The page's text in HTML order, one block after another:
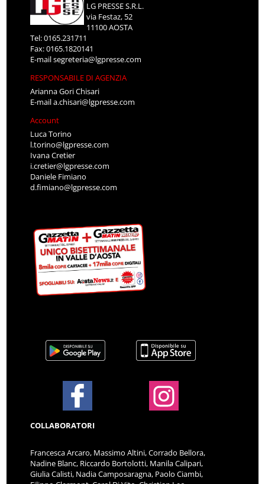
LG PRESSE S.R.L.
via Festaz, 52
11100 AOSTA
Tel: 0165.231711
Fax: 0165.1820141
E-mailsegreteria@lgpresse.com
RESPONSABILE DI AGENZIA
Arianna Gori Chisari
E-maila.chisari@lgpresse.com
Account
Luca Torino
l.torino@lgpresse.com
Ivana Cretier
i.cretier@lgpresse.com
Daniele Fimiano
d.fimiano@lgpresse.com
COLLABORATORI
Francesca Arcaro, Massimo Altini, Corrado Bellora,
Nadine Blanc, Riccardo Bortolotti, Manila Calipari,
Giulia Calisti, Nadia Camposaragna, Paolo Ciambi,